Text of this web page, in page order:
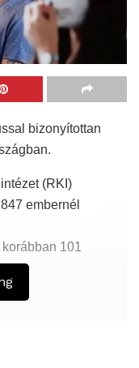
bizonyítottan
(RKI)
embernél
101